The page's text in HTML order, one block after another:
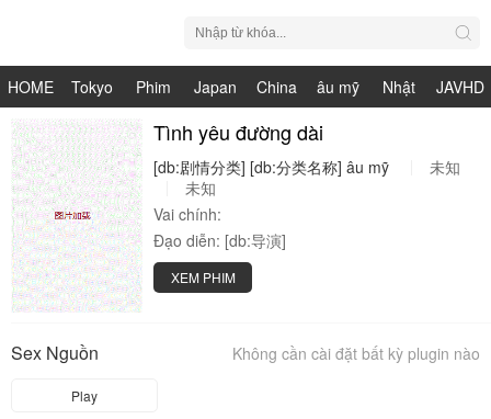
HOME
Tokyo
Hot
Phim
Nhật
Bản
Japan
HDV
China
live
âu mỹ
Nhật
JAVHD
Tình yêu đường dài
[db:剧情分类] [db:分类名称] âu mỹ
未知
未知
Vai chính:
Đạo diễn: [db:导演]
XEM PHIM
Không cần cài đặt bất kỳ plugin nào
Sex Nguồn
Play